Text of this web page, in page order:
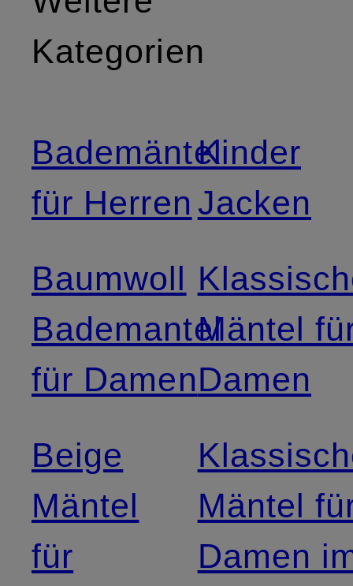
Kategorien
Bademäntel
für Herren
Baumwoll
Bademantel
für Damen
Beige
Mäntel
für
Kinder
Jacken
Mäntel
Damen
Mäntel
Damen